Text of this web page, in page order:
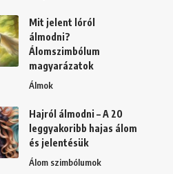
Mit jelent lóról
álmodni?
Álomszimbólum
magyarázatok
Álmok
Hajról álmodni – A 20
leggyakoribb hajas álom
és jelentésük
Álom szimbólumok